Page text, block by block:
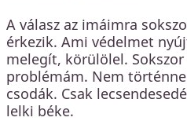
A válasz az imáimra
érkezik. Ami védelmet
melegít, körülölel.
problémám. Nem
csodák. Csak
lelki béke.